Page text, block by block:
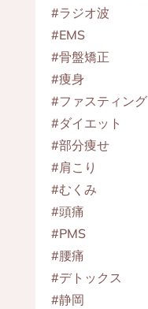
#ラジオ波
#EMS
#骨盤矯正
#痩身
#ファスティング
#ダイエット
#部分痩せ
#肩こり
#むくみ
#頭痛
#PMS
#腰痛
#デトックス
#静岡